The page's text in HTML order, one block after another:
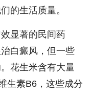
的生活质量。
显著的民间药
白癜风，但一些
花生米含有大量
生素B6，这些成分